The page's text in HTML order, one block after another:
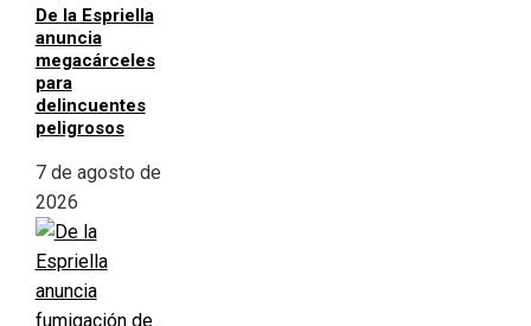
De la Espriella
anuncia
megacárceles
para
delincuentes
peligrosos
7 de agosto de
2026